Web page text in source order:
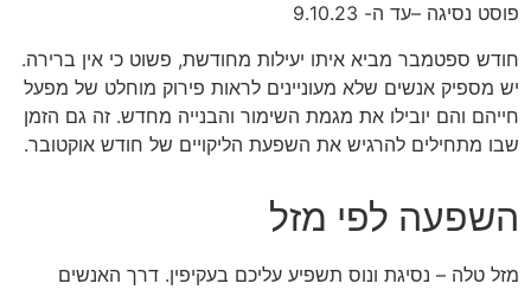
פוסט נסיגה –עד ה- 9.10.23
חודש ספטמבר מביא איתו יעילות מחודשת, פשוט כי אין ברירה.
יש מספיק אנשים שלא מעוניינים לראות פירוק מוחלט של מפעל
חייהם והם יובילו את מגמת השימור והבנייה מחדש. זה גם הזמן
שבו מתחילים להרגיש את השפעת הליקויים של חודש אוקטובר.
השפעה לפי מזל
מזל טלה – נסיגת ונוס תשפיע עליכם בעקיפין. דרך האנשים